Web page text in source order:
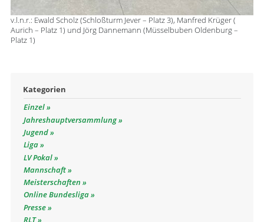
v.l.n.r.: Ewald Scholz (Schloßturm Jever – Platz 3), Manfred Krüger (
Aurich – Platz 1) und Jörg Dannemann (Müsselbuben Oldenburg –
Platz 1)
Kategorien
Einzel
Jahreshauptversammlung
Jugend
Liga
LV Pokal
Mannschaft
Meisterschaften
Online Bundesliga
Presse